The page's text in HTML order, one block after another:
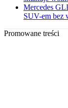
Mercedes
SUV-em bez
Promowane treści